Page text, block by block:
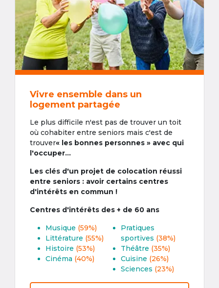
Vivre ensemble dans un
logement partagée
Le plus difficile n'est pas de trouver un toit
où cohabiter entre seniors mais c'est de
trouver« les bonnes personnes » avec qui
l'occuper...
Les clés d'un projet de colocation réussi
entre seniors : avoir certains centres
d'intérêts en commun !
Centres d'intérêts des + de 60 ans
Musique (59%)
Littérature (55%)
Histoire (53%)
Cinéma (40%)
Pratiques
sportives (38%)
Théâtre (35%)
Cuisine (26%)
Sciences (23%)